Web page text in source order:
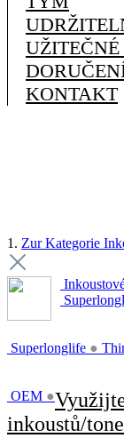
KONTAKT
1. Zur Kategorie
Superlonglife ●
OEM ●
inkoustů/